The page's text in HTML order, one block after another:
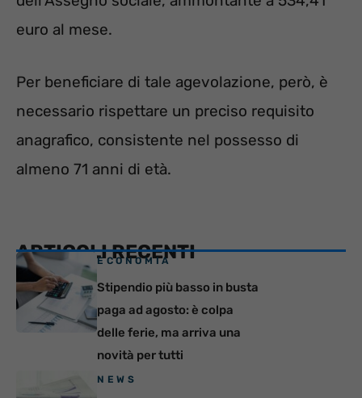
euro al mese.
Per beneficiare di tale agevolazione, però, è
necessario rispettare un preciso requisito
anagrafico, consistente nel possesso di
almeno 71 anni di età.
ARTICOLI RECENTI
ECONOMIA
Stipendio più basso in busta
paga ad agosto: è colpa
delle ferie, ma arriva una
novità per tutti
NEWS